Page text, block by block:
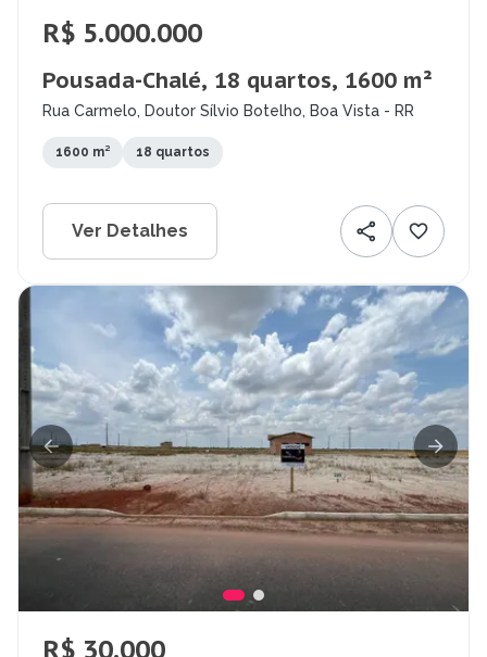
R$ 5.000.000
Pousada-Chalé, 18 quartos, 1600 m²
Rua Carmelo, Doutor Sílvio Botelho, Boa Vista - RR
1600 m² 18 quartos
Ver Detalhes
R$ 30.000